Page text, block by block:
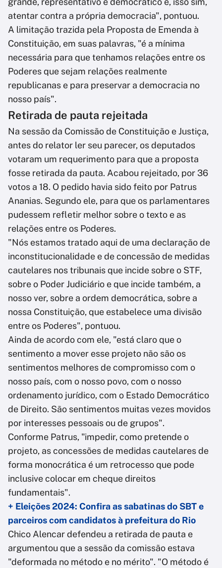
atentar contra a própria democracia", pontuou.
A limitação trazida pela Proposta de Emenda à
Constituição, em suas palavras, "é a mínima
necessária para que tenhamos relações entre os
Poderes que sejam relações realmente
republicanas e para preservar a democracia no
nosso país".
Retirada de pauta rejeitada
Na sessão da Comissão de Constituição e Justiça,
antes do relator ler seu parecer, os deputados
votaram um requerimento para que a proposta
fosse retirada da pauta. Acabou rejeitado, por 36
votos a 18. O pedido havia sido feito por Patrus
Ananias. Segundo ele, para que os parlamentares
pudessem refletir melhor sobre o texto e as
relações entre os Poderes.
"Nós estamos tratado aqui de uma declaração de
inconstitucionalidade e de concessão de medidas
cautelares nos tribunais que incide sobre o STF,
sobre o Poder Judiciário e que incide também, a
nosso ver, sobre a ordem democrática, sobre a
nossa Constituição, que estabelece uma divisão
entre os Poderes", pontuou.
Ainda de acordo com ele, "está claro que o
sentimento a mover esse projeto não são os
sentimentos melhores de compromisso com o
nosso país, com o nosso povo, com o nosso
ordenamento jurídico, com o Estado Democrático
de Direito. São sentimentos muitas vezes movidos
por interesses pessoais ou de grupos".
Conforme Patrus, "impedir, como pretende o
projeto, as concessões de medidas cautelares de
forma monocrática é um retrocesso que pode
inclusive colocar em cheque direitos
fundamentais".
+ Eleições 2024: Confira as sabatinas do SBT e
parceiros com candidatos à prefeitura do Rio
Chico Alencar defendeu a retirada de pauta e
argumentou que a sessão da comissão estava
"deformada no método e no mérito". "O método é